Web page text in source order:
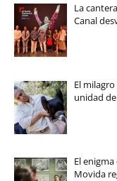
La
Canal
El
unidad
El
Movida